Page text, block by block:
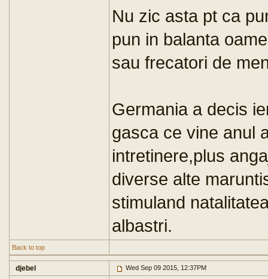
Nu zic asta pt ca
pun in balanta
sau frecatori de
Germania a decis
gasca ce vine anul
intretinere,plus
diverse alte
stimuland
albastri.
Back to top
djebel Wed Sep 09 2015, 12:37PM